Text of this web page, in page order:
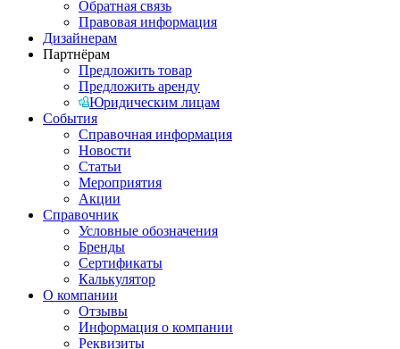
Обратная связь
Правовая информация
Дизайнерам
Партнёрам
Предложить товар
Предложить аренду
Юридическим лицам
События
Справочная информация
Новости
Статьи
Мероприятия
Акции
Справочник
Условные обозначения
Бренды
Сертификаты
Калькулятор
О компании
Отзывы
Информация о компании
Реквизиты